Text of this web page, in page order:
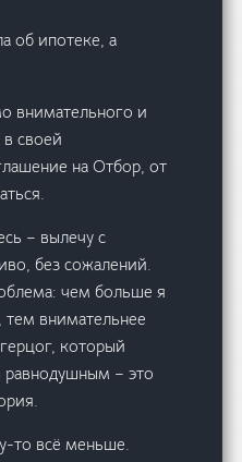
об ипотеке, а
внимательного и
своей
на Отбор, от
– вылечу с
без сожалений.
чем больше я
тем внимательнее
который
равнодушным – это
то всё меньше.